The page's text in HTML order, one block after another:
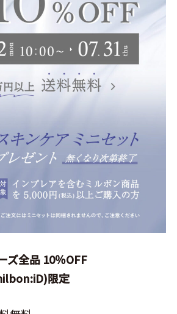
ズ全品 10％OFF
限定